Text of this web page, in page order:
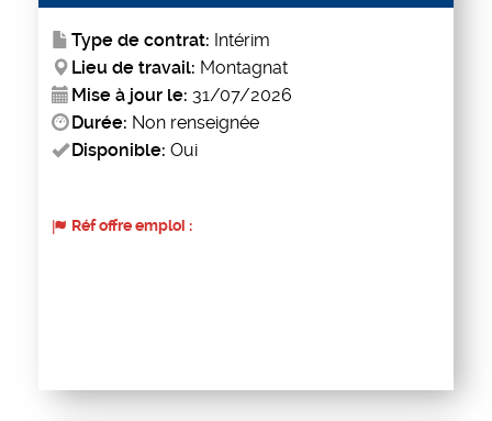
Type de contrat: Intérim
Lieu de travail: Montagnat
Mise à jour le: 31/07/2026
Durée: Non renseignée
Disponible: Oui
Réf offre emploi :